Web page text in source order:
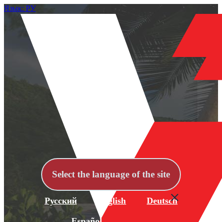
Язык: РУ
Select the language of the site
Русский English Deutsch